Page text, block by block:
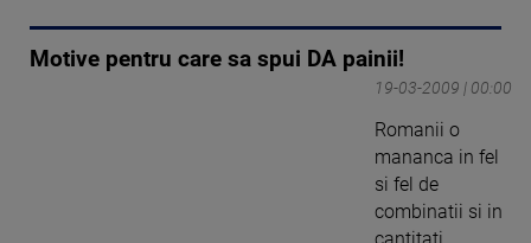
Motive pentru care sa spui DA painii!
19-03-2009 | 00:00
Romanii o
mananca in fel
si fel de
combinatii si in
cantitati